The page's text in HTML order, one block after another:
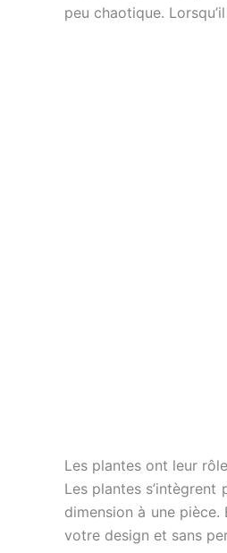
peu chaotique.
Les plantes ont leur rôle
Les plantes
dimension à une
votre design et sans